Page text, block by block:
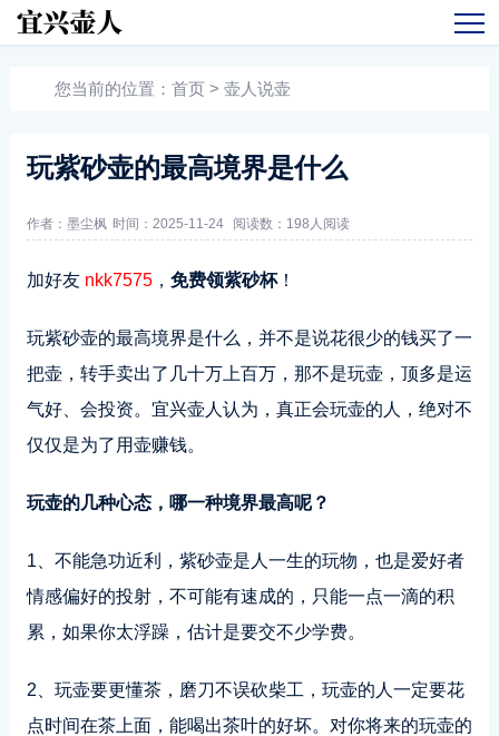
您当前的位置： 首页 > 壶人说壶
玩紫砂壶的最高境界是什么
作者：墨尘枫 时间：2025-11-24 阅读数： 198人阅读
加好友 nkk7575， 免费领紫砂杯！
玩紫砂壶的最高境界是什么，并不是说花很少的钱买了一
把壶，转手卖出了几十万上百万，那不是玩壶，顶多是运
气好、会投资。宜兴壶人认为，真正会玩壶的人，绝对不
仅仅是为了用壶赚钱。
玩壶的几种心态，哪一种境界最高呢？
1、不能急功近利，紫砂壶是人一生的玩物，也是爱好者
情感偏好的投射，不可能有速成的，只能一点一滴的积
累，如果你太浮躁，估计是要交不少学费。
2、玩壶要更懂茶，磨刀不误砍柴工，玩壶的人一定要花
点时间在茶上面，能喝出茶叶的好坏。对你将来的玩壶的